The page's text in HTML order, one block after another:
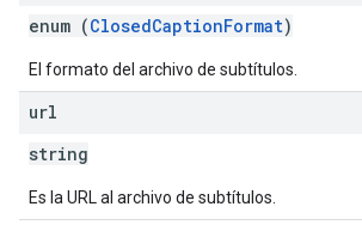
enum (ClosedCaptionFormat)
El formato del archivo de subtítulos.
url
string
Es la URL al archivo de subtítulos.